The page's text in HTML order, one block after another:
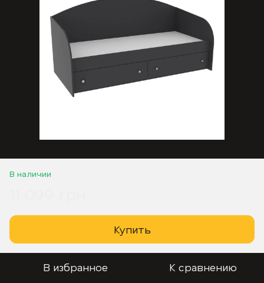
В наличии
Купить
В избранное К сравнению